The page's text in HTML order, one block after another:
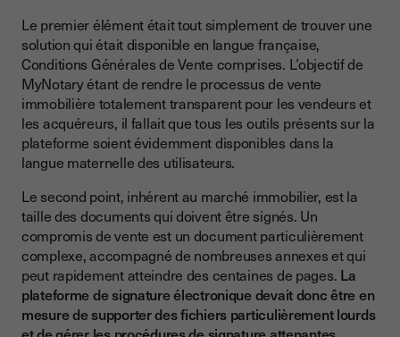
Le premier élément était tout simplement de trouver une
solution qui était disponible en langue française,
Conditions Générales de Vente comprises. L’objectif de
MyNotary étant de rendre le processus de vente
immobilière totalement transparent pour les vendeurs et
les acquéreurs, il fallait que tous les outils présents sur la
plateforme soient évidemment disponibles dans la
langue maternelle des utilisateurs.
Le second point, inhérent au marché immobilier, est la
taille des documents qui doivent être signés. Un
compromis de vente est un document particulièrement
complexe, accompagné de nombreuses annexes et qui
peut rapidement atteindre des centaines de pages. La
plateforme de signature électronique devait donc être en
mesure de supporter des fichiers particulièrement lourds